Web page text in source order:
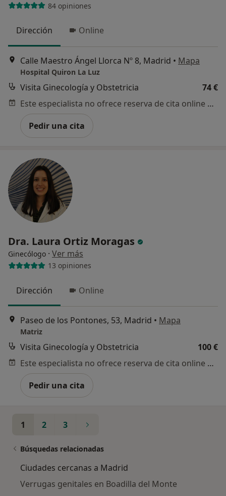
84 opiniones
Dirección Online
Calle Maestro Ángel Llorca Nº 8, Madrid • Mapa
Hospital Quiron La Luz
Visita Ginecología y Obstetricia
74 €
Este especialista no ofrece reserva de cita online en esta dirección.
Pedir una cita
Dra. Laura Ortiz Moragas
Ginecólogo · Ver más
13 opiniones
Dirección Online
Paseo de los Pontones, 53, Madrid • Mapa
Matriz
Visita Ginecología y Obstetricia
100 €
Este especialista no ofrece reserva de cita online en esta dirección.
Pedir una cita
1 2 3
Búsquedas relacionadas
Ciudades cercanas a Madrid
Verrugas genitales en Boadilla del Monte